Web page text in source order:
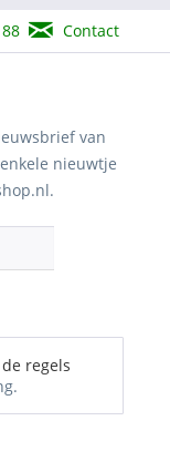
Contact
van
nieuwtje
regels